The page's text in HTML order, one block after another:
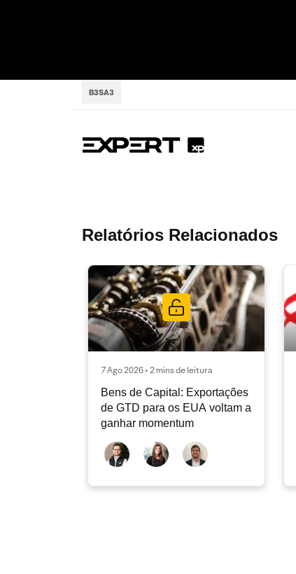
B3SA3
Relatórios Relacionados
7 Ago 2026 • 2 mins de leitura
Bens de Capital: Exportações
de GTD para os EUA voltam a
ganhar momentum